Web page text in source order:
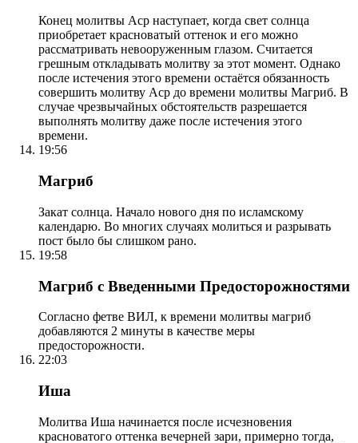
Конец молитвы Аср наступает, когда свет солнца
приобретает красноватый оттенок и его можно
рассматривать невооруженным глазом. Считается
грешным откладывать молитву за этот момент. Однако
после истечения этого времени остаётся обязанность
совершить молитву Аср до времени молитвы Магриб. В
случае чрезвычайных обстоятельств разрешается
выполнять молитву даже после истечения этого
времени.
19:56
Магриб
Закат солнца. Начало нового дня по исламскому
календарю. Во многих случаях молиться и разрывать
пост было бы слишком рано.
19:58
Магриб с Введенными Предосторожностями
Согласно фетве ВИЛ, к времени молитвы магриб
добавляются 2 минуты в качестве меры
предосторожности.
22:03
Иша
Молитва Иша начинается после исчезновения
красноватого оттенка вечерней зари, примерно тогда,